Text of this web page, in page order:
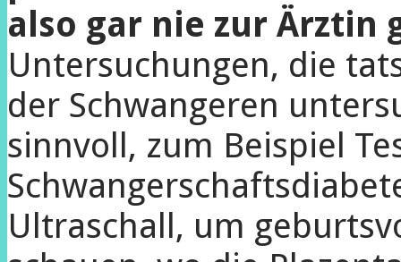
also gar nie zur Ärztin
Untersuchungen, die
der Schwangeren
sinnvoll, zum Beispiel
Ultraschall, um